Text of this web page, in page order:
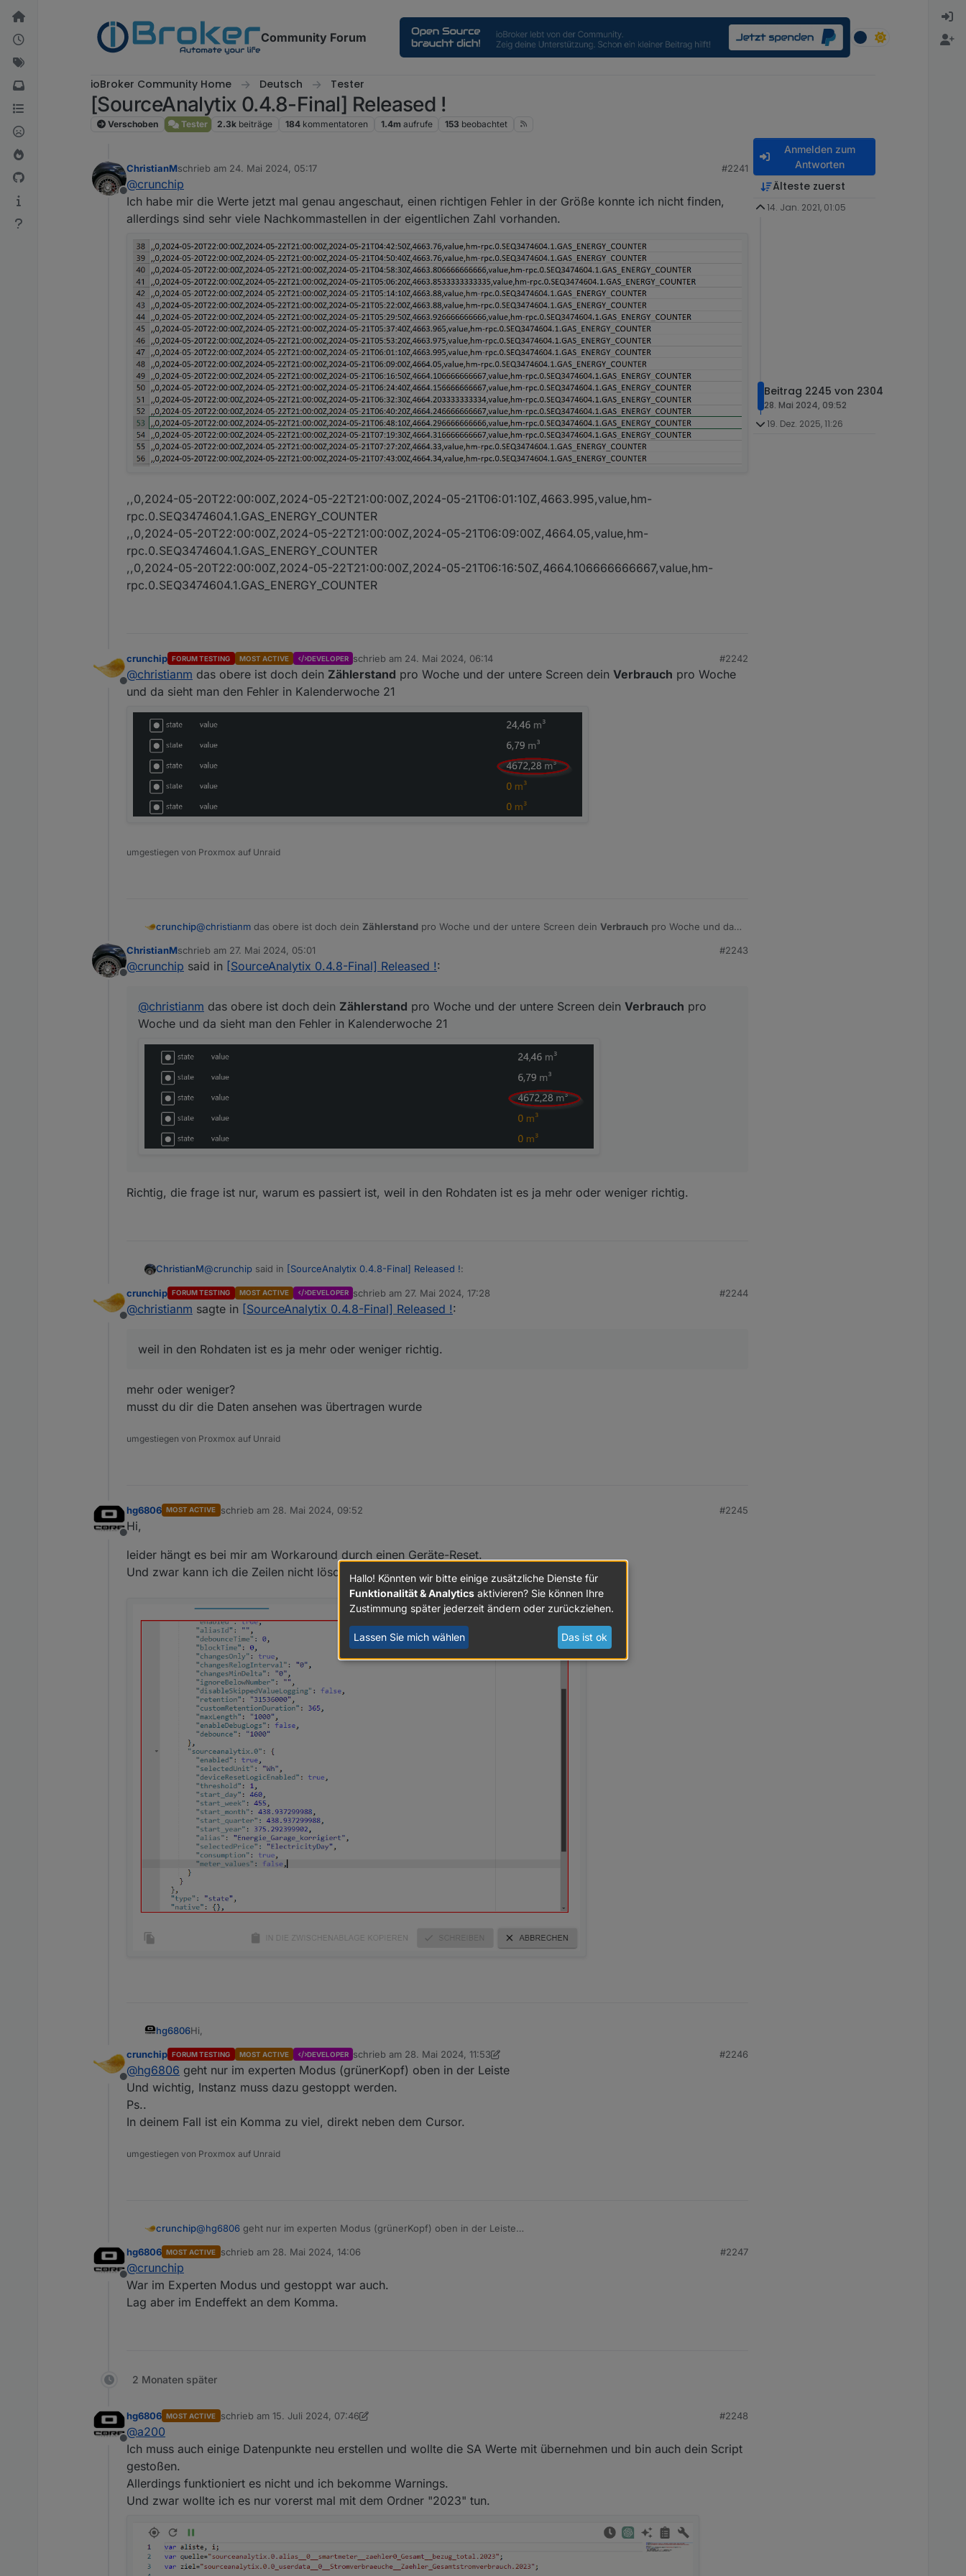
Weiter zum Inhalt
Community Forum
ioBroker Community Home Deutsch Tester
[SourceAnalytix 0.4.8-Final] Released !
Verschoben Tester 2.3k beiträge 184 kommentatoren 1.4m aufrufe 153 beobachtet
Offline
ChristianMschrieb am 24. Mai 2024, 05:17
zuletzt editiert von
#2241
@crunchip
Ich habe mir die Werte jetzt mal genau angeschaut, einen richtigen Fehler in der Größe konnte ich nicht finden,
allerdings sind sehr viele Nachkommastellen in der eigentlichen Zahl vorhanden.
,,0,2024-05-20T22:00:00Z,2024-05-22T21:00:00Z,2024-05-21T06:01:10Z,4663.995,value,hm-
rpc.0.SEQ3474604.1.GAS_ENERGY_COUNTER
,,0,2024-05-20T22:00:00Z,2024-05-22T21:00:00Z,2024-05-21T06:09:00Z,4664.05,value,hm-
rpc.0.SEQ3474604.1.GAS_ENERGY_COUNTER
,,0,2024-05-20T22:00:00Z,2024-05-22T21:00:00Z,2024-05-21T06:16:50Z,4664.106666666667,value,hm-
rpc.0.SEQ3474604.1.GAS_ENERGY_COUNTER
Offline
crunchip FORUM TESTING MOST ACTIVE DEVELOPER schrieb am 24. Mai 2024, 06:14
zuletzt editiert von
#2242
@christianm das obere ist doch dein Zählerstand pro Woche und der untere Screen dein Verbrauch pro Woche
und da sieht man den Fehler in Kalenderwoche 21
umgestiegen von Proxmox auf Unraid
crunchip@christianm das obere ist doch dein Zählerstand pro Woche und der untere Screen dein Verbrauch pro Woche und da
Offline
ChristianMschrieb am 27. Mai 2024, 05:01
zuletzt editiert von
#2243
@crunchip said in [SourceAnalytix 0.4.8-Final] Released !:
@christianm das obere ist doch dein Zählerstand pro Woche und der untere Screen dein Verbrauch pro
Woche und da sieht man den Fehler in Kalenderwoche 21
Richtig, die frage ist nur, warum es passiert ist, weil in den Rohdaten ist es ja mehr oder weniger richtig.
ChristianM@crunchip said in [SourceAnalytix 0.4.8-Final] Released !:
@christianmdas obere ist doch deinZählerstandpro Woche und der untere Screen dein
Offline
crunchip FORUM TESTING MOST ACTIVE DEVELOPER schrieb am 27. Mai 2024, 17:28
zuletzt editiert von
#2244
@christianm sagte in [SourceAnalytix 0.4.8-Final] Released !:
weil in den Rohdaten ist es ja mehr oder weniger richtig.
mehr oder weniger?
musst du dir die Daten ansehen was übertragen wurde
umgestiegen von Proxmox auf Unraid
Offline
hg6806 MOST ACTIVE schrieb am 28. Mai 2024, 09:52
zuletzt editiert von
#2245
Hi,
leider hängt es bei mir am Workaround durch einen Geräte-Reset.
Und zwar kann ich die Zeilen nicht löschen, bzw. den JSON zurückschreiben.
hg6806Hi,
leider hängt es bei mir am Workaround durch einen Geräte-Reset.
Und zwar kann ich die Zeilen nicht löschen, bzw. den JSON zurückschreiben.
Offline
crunchip FORUM TESTING MOST ACTIVE DEVELOPER schrieb am 28. Mai 2024, 11:53
zuletzt editiert von crunchip
#2246
@hg6806 geht nur im experten Modus (grünerKopf) oben in der Leiste
Und wichtig, Instanz muss dazu gestoppt werden.
Ps..
In deinem Fall ist ein Komma zu viel, direkt neben dem Cursor.
umgestiegen von Proxmox auf Unraid
crunchip@hg6806 geht nur im experten Modus (grünerKopf) oben in der Leiste
Ps..
Offline
hg6806 MOST ACTIVE schrieb am 28. Mai 2024, 14:06
zuletzt editiert von
#2247
@crunchip
War im Experten Modus und gestoppt war auch.
Lag aber im Endeffekt an dem Komma.
2 Monaten später
Offline
hg6806 MOST ACTIVE schrieb am 15. Juli 2024, 07:46
zuletzt editiert von hg6806
#2248
@a200
Ich muss auch einige Datenpunkte neu erstellen und wollte die SA Werte mit übernehmen und bin auch dein Script
gestoßen.
Allerdings funktioniert es nicht und ich bekomme Warnings.
Und zwar wollte ich es nur vorerst mal mit dem Ordner "2023" tun.
Anmelden zum
Antworten
Älteste zuerst
14. Jan. 2021, 01:05
Beitrag 2245 von 2304
28. Mai 2024, 09:52
19. Dez. 2025, 11:26
Hallo! Könnten wir bitte einige zusätzliche Dienste für
Funktionalität & Analytics aktivieren? Sie können Ihre
Zustimmung später jederzeit ändern oder zurückziehen.
Lassen Sie mich wählen Das ist ok